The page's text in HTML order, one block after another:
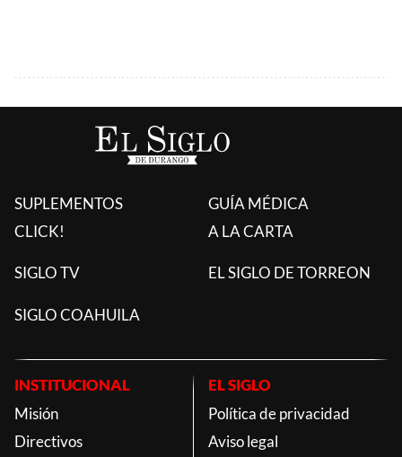
SUPLEMENTOS
CLICK!
GUÍA MÉDICA
A LA CARTA
SIGLO TV EL SIGLO DE TORREON
SIGLO COAHUILA
INSTITUCIONAL
Misión
Directivos
EL SIGLO
Política de privacidad
Aviso legal